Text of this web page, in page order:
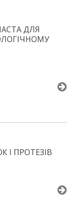
ДЛЯ
І ПРОТЕЗІВ